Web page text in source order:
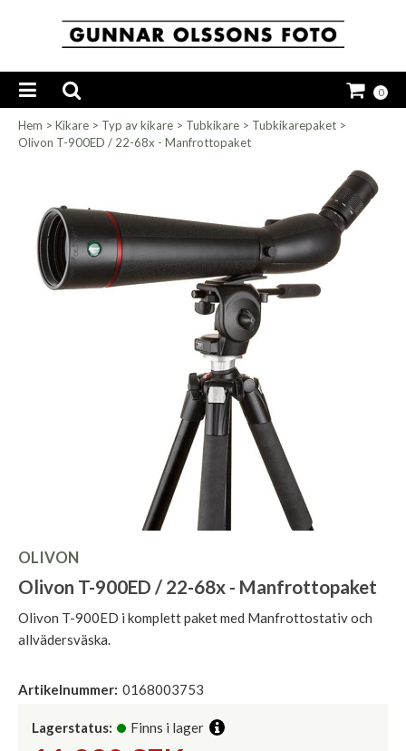
0
Hem > Kikare > Typ av kikare > Tubkikare > Tubkikarepaket >
Olivon T-900ED / 22-68x - Manfrottopaket
OLIVON
Olivon T-900ED / 22-68x - Manfrottopaket
Olivon T-900ED i komplett paket med Manfrottostativ och
allvädersväska.
Artikelnummer: 0168003753
Lagerstatus: Finns i lager